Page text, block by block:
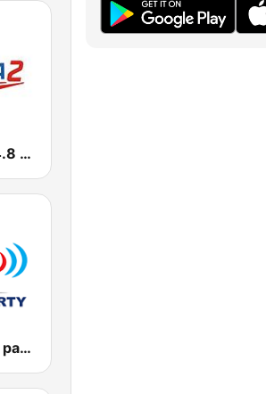
Europa 2 104.8 FM
Vlna - Oldies party